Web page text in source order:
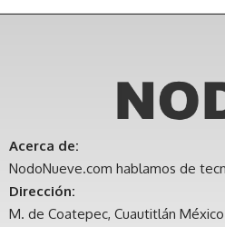
Acerca de:
NodoNueve.com hablamos de
Dirección:
M. de Coatepec, Cuautitlán